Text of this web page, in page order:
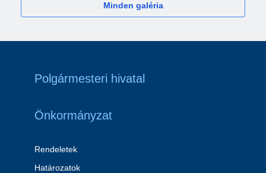
Minden galéria
Polgármesteri hivatal
Önkormányzat
Rendeletek
Határozatok